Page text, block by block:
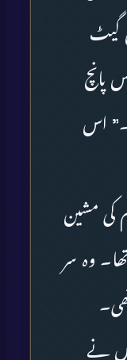
گیٹ
پانچ
اس
کی مشین
وہ سر
نے